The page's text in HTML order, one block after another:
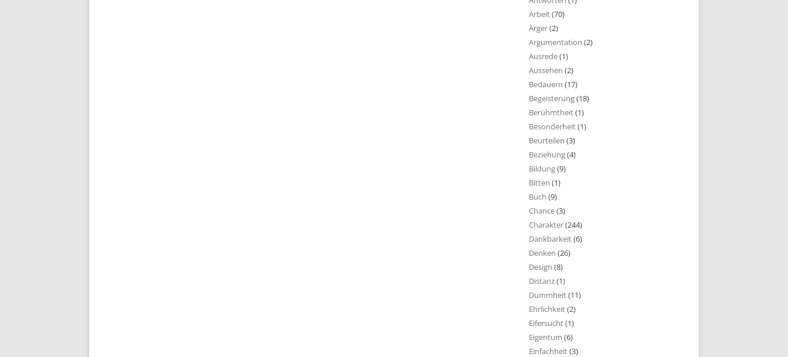
Arbeit(70)
Ärger(2)
Argumentation (2)
Ausrede(1)
Aussehen (2)
Bedauern (17)
Begeisterung(18)
Berühmtheit(1)
Besonderheit(1)
Beurteilen (3)
Beziehung(4)
Bildung(9)
Bitten (1)
Buch (9)
Chance(3)
Charakter(244)
Dankbarkeit(6)
Denken (26)
Design (8)
Distanz(1)
Dummheit(11)
Ehrlichkeit(2)
Eifersucht(1)
Eigentum (6)
Einfachheit(3)